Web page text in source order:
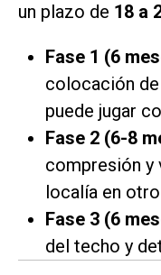
un plazo de 18 a
Fase 1 (6
colocación
puede jugar
Fase 2 (6-8
compresión y
localía en
Fase 3 (6
del techo y